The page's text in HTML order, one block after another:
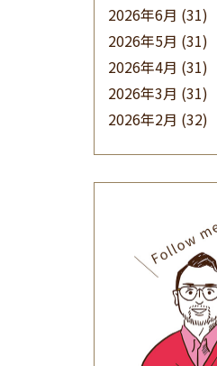
2026年6月 (31)
2026年5月 (31)
2026年4月 (31)
2026年3月 (31)
2026年2月 (32)
(32)
2025年9月(30)
2025年8月(31)
2025年7月(37)
2025年6月(48)
2025年5月
(41)